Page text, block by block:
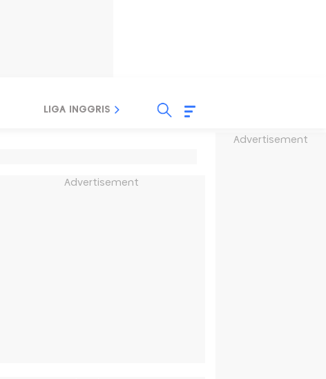
Advertisement
LIGA INGGRIS LIGA ITALIA
Advertisement